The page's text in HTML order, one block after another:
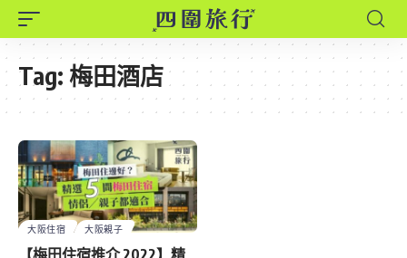
Tag: 梅田酒店
大阪住宿 大阪親子